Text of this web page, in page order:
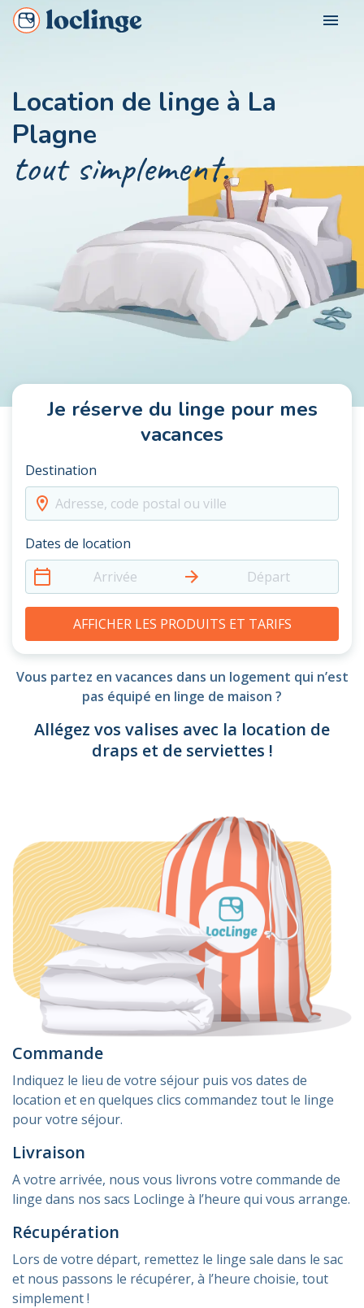
menu
Loclinge Vacancier
Loclinge Propriétaire
Loclinge Professionnel
NOS VILLES
MON COMPTE
Location de linge à La
Plagne
tout simplement.
Je réserve du linge pour mes
vacances
Destination
Adresse, code postal ou ville
Dates de location
Arrivée
Départ
AFFICHER LES PRODUITS ET TARIFS
Vous partez en vacances dans un logement qui n’est
pas équipé en linge de maison ?
Allégez vos valises avec la location de
draps et de serviettes !
Commande
Indiquez le lieu de votre séjour puis vos dates de
location et en quelques clics commandez tout le linge
pour votre séjour.
Livraison
A votre arrivée, nous vous livrons votre commande de
linge dans nos sacs Loclinge à l’heure qui vous arrange.
Récupération
Lors de votre départ, remettez le linge sale dans le sac
et nous passons le récupérer, à l’heure choisie, tout
simplement !